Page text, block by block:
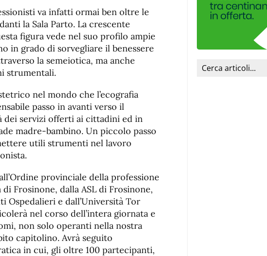
va infatti ormai ben oltre le
la Sala Parto. La crescente
figura vede nel suo profilo ampie
in grado di sorvegliare il benessere
la semeiotica, ma anche
strumentali.
nel mondo che l’ecografia
passo in avanti verso il
dei servizi offerti ai cittadini ed in
madre-bambino. Un piccolo passo
utili strumenti nel lavoro
provinciale della professione
Frosinone, dalla ASL di Frosinone,
Ospedalieri e dall’Università Tor
nel corso dell’intera giornata e
non solo operanti nella nostra
capitolino. Avrà seguito
in cui, gli oltre 100 partecipanti,